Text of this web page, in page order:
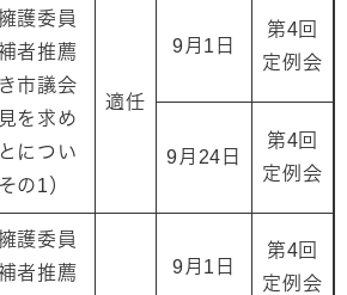
護委員
者推薦
市議会
を求め
につい
の1）
適任
9月1日
第4回
定例会
9月24日
第4回
定例会
護委員
者推薦
9月1日
第4回
定例会